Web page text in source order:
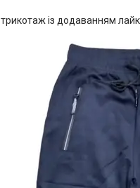
трикотаж із додаванням